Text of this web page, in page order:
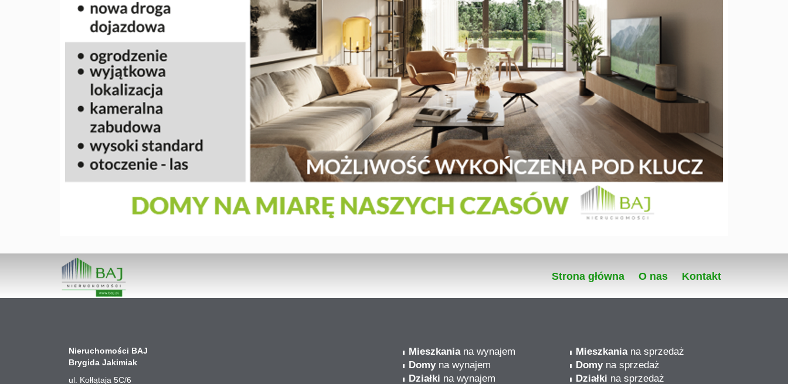
Strona główna O nas Kontakt
Nieruchomości BAJ
Brygida Jakimiak
ul. Kołłątaja 5C/6
Mieszkaniana wynajem
Domyna wynajem
Działki na wynajem
Mieszkaniana sprzedaż
Domyna sprzedaż
Działki na sprzedaż